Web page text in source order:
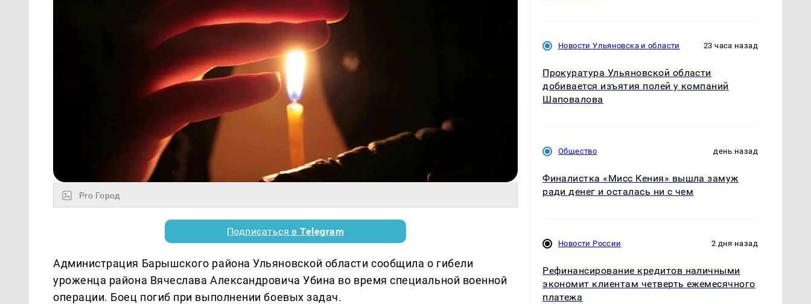
Pro Город
Подписаться вTelegram
Администрация Барышского района Ульяновской области сообщила о гибели
уроженца района Вячеслава Александровича Убина во время специальной военной
операции. Боец погиб при выполнении боевых задач.
Новости Ульяновска и области 23 часа назад
Прокуратура Ульяновской области
добивается изъятия полей у компаний
Шаповалова
Общество день назад
Финалистка «Мисс Кения» вышла замуж
ради денег и осталась ни с чем
Новости России 2 дня назад
Рефинансирование кредитов наличными
экономит клиентам четверть ежемесячного
платежа